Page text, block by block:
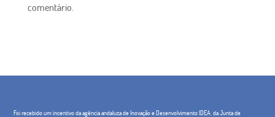
comentário.
Foi recebido um incentivo da agência andaluza de Inovação e Desenvolvimento IDEA, da Junta de